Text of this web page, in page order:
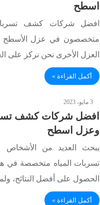
اسطح
افضل شركات كشف
متخصصون في عزل الأسطح
العزل الأخرى نحن نركز على
أكمل القراءة »
3 مايو، 2023
افضل شركات كشف
وعزل اسطح
يبحث العديد من
تسربات المياه متخصصة في
الحصول على أفضل النتائج،
أكمل القراءة »